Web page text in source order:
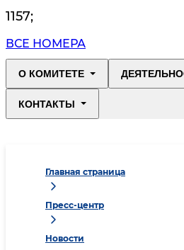
1157;
ВСЕ НОМЕРА
О КОМИТЕТЕ
КОНТАКТЫ
Главная страница
Пресс-центр
Новости